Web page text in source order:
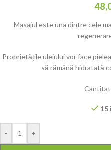
Masajul este una dintre cele
Proprietățile uleiului vor face
să rămână hidratată
15
- +